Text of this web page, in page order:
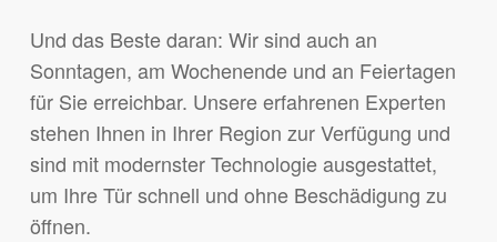
Und das Beste daran: Wir sind auch an
Sonntagen, am Wochenende und an Feiertagen
für Sie erreichbar. Unsere erfahrenen Experten
stehen Ihnen in Ihrer Region zur Verfügung und
sind mit modernster Technologie ausgestattet,
um Ihre Tür schnell und ohne Beschädigung zu
öffnen.